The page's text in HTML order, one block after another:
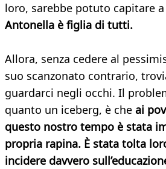
loro, sarebbe potuto capitare
Antonella è figlia di tutti.
Allora, senza cedere al
suo scanzonato contrario,
guardarci negli occhi. Il
quanto un iceberg, è che ai
questo nostro tempo è stata
propria rapina. È stata tolta
incidere davvero